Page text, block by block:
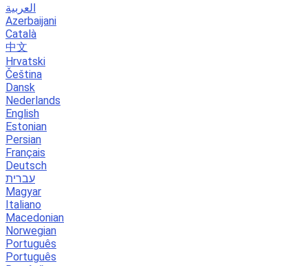
العربية
Azerbaijani
Català
中文
Hrvatski
Čeština
Dansk
Nederlands
English
Estonian
Persian
Français
Deutsch
עברית
Magyar
Italiano
Macedonian
Norwegian
Português
Português